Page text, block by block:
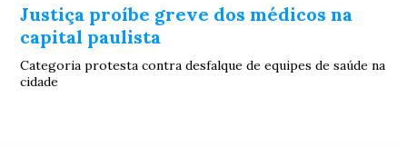
Justiça proíbe greve dos médicos na
capital paulista
Categoria protesta contra desfalque de equipes de saúde na
cidade